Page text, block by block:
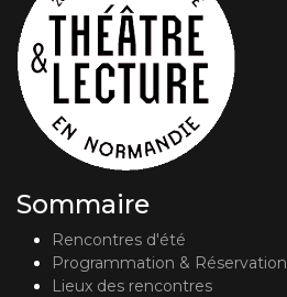
Sommaire
Rencontres d'été
Programmation & Réservation
Lieux des rencontres